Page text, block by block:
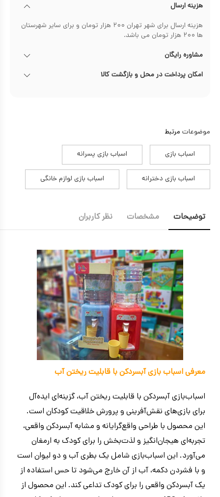
هزینه ارسال
هزینه ارسال برای شهر تهران ۲۰۰ هزار تومان و برای سایر شهرستان
ها ۲۰۰ هزار تومان می باشد.
مشاوره رایگان
امکان پرداخت در محل و بازگشت کالا
موضوعات مرتبط
اسباب بازی اسباب بازی پسرانه
اسباب بازی دخترانه اسباب بازی لوازم خانگی
توضیحات مشخصات نظر کاربران
معرفی اسباب بازی آبسردکن با قابلیت ریختن آب
اسباب‌بازی آبسردکن با قابلیت ریختن آب، گزینه‌ای ایده‌آل
برای بازی‌های نقش‌آفرینی و پرورش خلاقیت کودکان است.
این محصول با طراحی واقع‌گرایانه و مشابه آبسردکن واقعی،
تجربه‌ای هیجان‌انگیز و لذت‌بخش را برای کودک به ارمغان
می‌آورد. این اسباب‌بازی شامل یک بطری آب و دو لیوان است
و با فشردن دکمه، آب از آن خارج می‌شود تا حس استفاده از
یک آبسردکن واقعی را برای کودک تداعی کند. این محصول از